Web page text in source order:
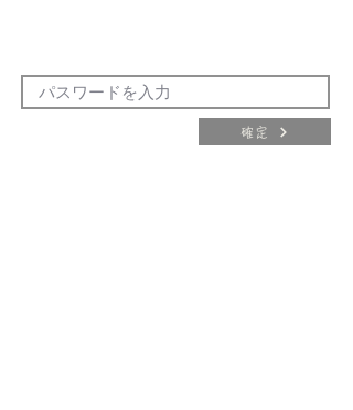
確定